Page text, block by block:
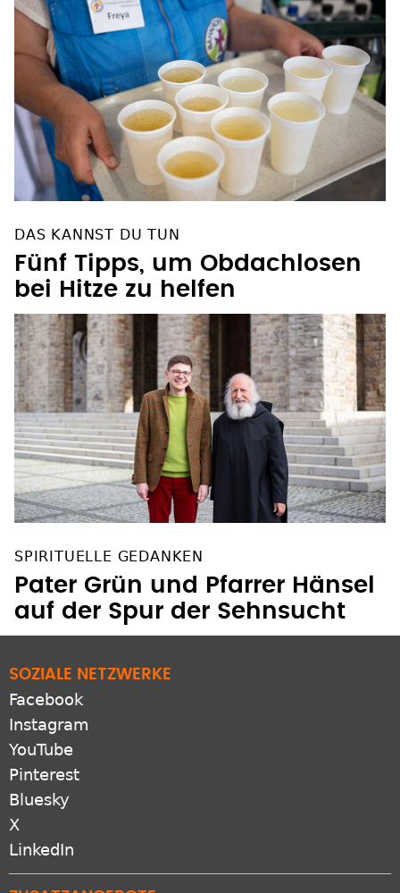
DAS KANNST DU TUN
Fünf Tipps, um Obdachlosen
bei Hitze zu helfen
SPIRITUELLE GEDANKEN
Pater Grün und Pfarrer Hänsel
auf der Spur der Sehnsucht
SOZIALE NETZWERKE
Facebook
Instagram
YouTube
Pinterest
Bluesky
X
LinkedIn